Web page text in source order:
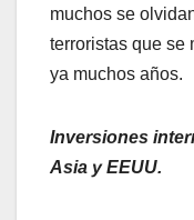
muchos se
terroristas que se
ya muchos años.
Inversiones
Asia y EEUU.